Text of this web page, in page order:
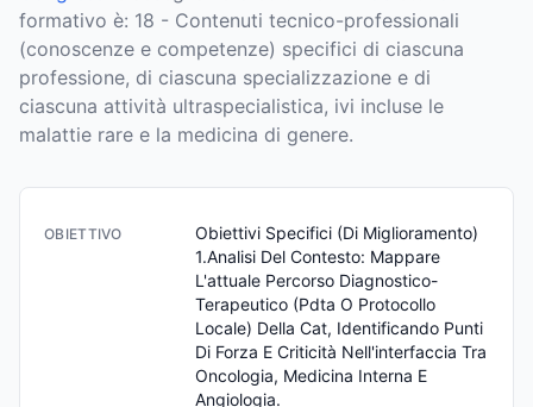
formativo è: 18 - Contenuti tecnico-professionali
(conoscenze e competenze) specifici di ciascuna
professione, di ciascuna specializzazione e di
ciascuna attività ultraspecialistica, ivi incluse le
malattie rare e la medicina di genere.
OBIETTIVO
Obiettivi Specifici (Di Miglioramento)
1.Analisi Del Contesto: Mappare
L'attuale Percorso Diagnostico-
Terapeutico (Pdta O Protocollo
Locale) Della Cat, Identificando Punti
Di Forza E Criticità Nell'interfaccia Tra
Oncologia, Medicina Interna E
Angiologia.